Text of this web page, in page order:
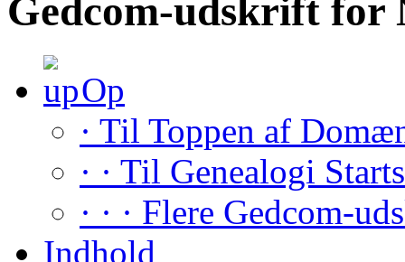
Gedcom-udskrift for
Op
· Til Toppen af
· · Til Genealogi
· · · Flere Gedcom-
Indhold